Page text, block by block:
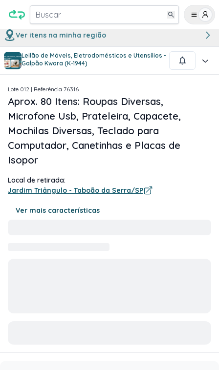
Buscar
Ver itens na minha região
Leilão de Móveis, Eletrodomésticos e Utensílios -
Galpão Kwara (K-1944)
1/3
Lote 012 | Referência 76316
Aprox. 80 Itens: Roupas Diversas,
Microfone Usb, Prateleira, Capacete,
Mochilas Diversas, Teclado para
Computador, Canetinhas e Placas de
Isopor
Local de retirada:
Jardim Triângulo - Taboão da Serra/SP
Ver mais características